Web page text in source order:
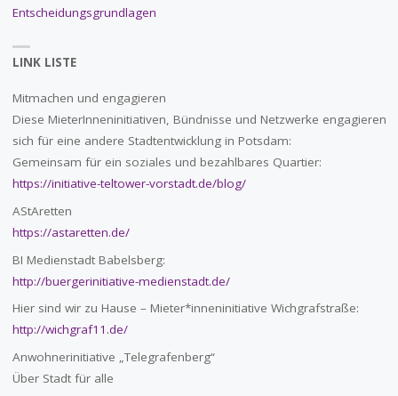
Entscheidungsgrundlagen
LINK LISTE
Mitmachen und engagieren
Diese MieterInneninitiativen, Bündnisse und Netzwerke engagieren
sich für eine andere Stadtentwicklung in Potsdam:
Gemeinsam für ein soziales und bezahlbares Quartier:
https://initiative-teltower-vorstadt.de/blog/
AStAretten
https://astaretten.de/
BI Medienstadt Babelsberg:
http://buergerinitiative-medienstadt.de/
Hier sind wir zu Hause – Mieter*inneninitiative Wichgrafstraße:
http://wichgraf11.de/
Anwohnerinitiative „Telegrafenberg“
Über Stadt für alle